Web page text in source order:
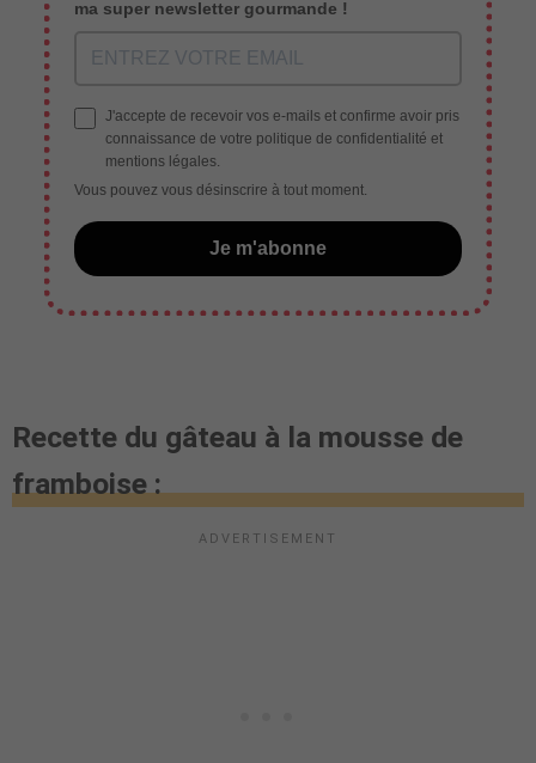
ma super newsletter gourmande !
J'accepte de recevoir vos e-mails et confirme avoir pris
connaissance de votre politique de confidentialité et
mentions légales.
Vous pouvez vous désinscrire à tout moment.
Je m'abonne
Recette du gâteau à la mousse de
framboise :